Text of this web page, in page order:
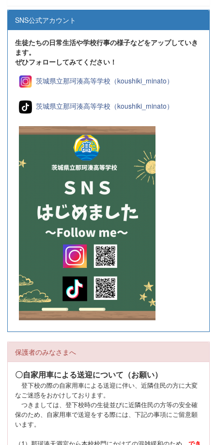
SNS公式アカウント
生徒たちの日常生活や学校行事の様子などをアップしていき
ます。
ぜひフォローしてみてください！
茨城県立那珂湊高等学校（koushiki_minato）
茨城県立那珂湊高等学校（koushiki_minato）
保護者のみなさまへ
〇自家用車による送迎について（お願い）
登下校の際の自家用車による送迎に伴い、近隣住民の方に大変
なご迷惑をおかけしております。
つきましては、登下校時の生徒並びに近隣住民の方等の安全確
保のため、自家用車で送迎をする際には、下記の事項にご留意願
います。